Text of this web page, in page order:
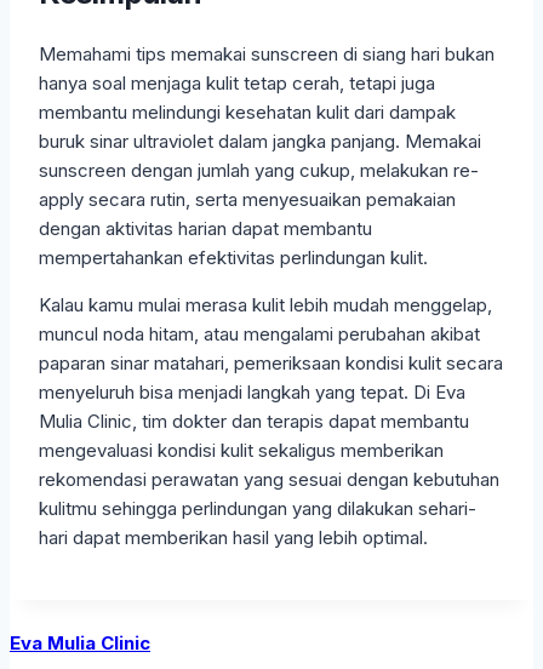
Memahami tips memakai sunscreen di siang hari bukan
hanya soal menjaga kulit tetap cerah, tetapi juga
membantu melindungi kesehatan kulit dari dampak
buruk sinar ultraviolet dalam jangka panjang. Memakai
sunscreen dengan jumlah yang cukup, melakukan re-
apply secara rutin, serta menyesuaikan pemakaian
dengan aktivitas harian dapat membantu
mempertahankan efektivitas perlindungan kulit.
Kalau kamu mulai merasa kulit lebih mudah menggelap,
muncul noda hitam, atau mengalami perubahan akibat
paparan sinar matahari, pemeriksaan kondisi kulit secara
menyeluruh bisa menjadi langkah yang tepat. Di Eva
Mulia Clinic, tim dokter dan terapis dapat membantu
mengevaluasi kondisi kulit sekaligus memberikan
rekomendasi perawatan yang sesuai dengan kebutuhan
kulitmu sehingga perlindungan yang dilakukan sehari-
hari dapat memberikan hasil yang lebih optimal.
Eva Mulia Clinic